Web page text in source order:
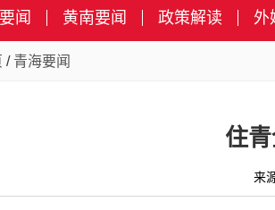
闻 黄南要闻 政策解读 外
/ 青海要闻
住
来